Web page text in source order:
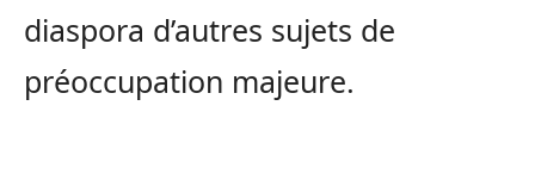
diaspora d’autres sujets de
préoccupation majeure.